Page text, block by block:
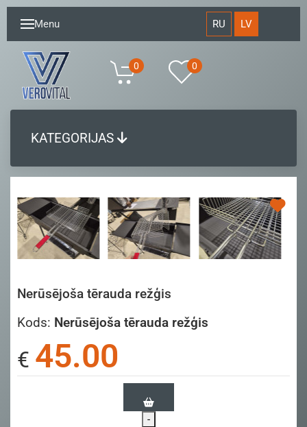
Menu RU LV
0 0
KATEGORIJAS
Nerūsējoša tērauda režģis
Kods: Nerūsējoša tērauda režģis
€ 45.00
-